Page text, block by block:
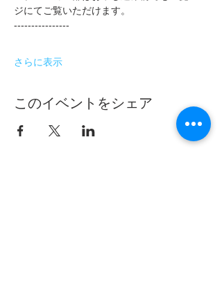
ジにてご覧いただけます。
----------------
さらに表示
このイベントをシェア